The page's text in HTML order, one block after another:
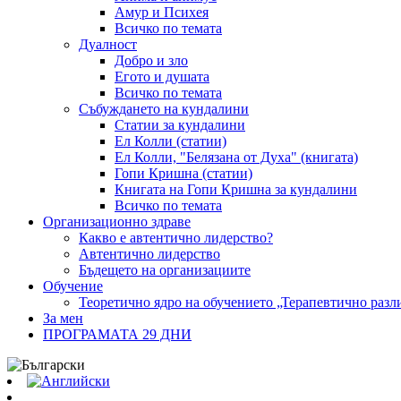
Амур и Психея
Всичко по темата
Дуалност
Добро и зло
Егото и душата
Всичко по темата
Събуждането на кундалини
Статии за кундалини
Ел Колли (статии)
Ел Колли, "Белязана от Духа" (книгата)
Гопи Кришна (статии)
Книгата на Гопи Кришна за кундалини
Всичко по темата
Организационно здраве
Какво е автентично лидерство?
Автентично лидерство
Бъдещето на организациите
Обучение
Теоретично ядро на обучението „Терапевтично
За мен
ПРОГРАМАТА 29 ДНИ